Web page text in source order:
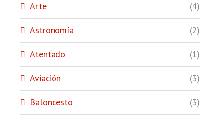
Arte (4)
Astronomía (2)
Atentado (1)
Aviación (3)
Baloncesto (3)